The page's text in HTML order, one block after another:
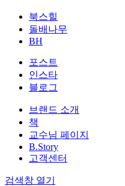
북스힐
돌배나무
BH
포스트
인스타
블로그
브랜드 소개
책
교수님 페이지
B.Story
고객센터
검색창 열기